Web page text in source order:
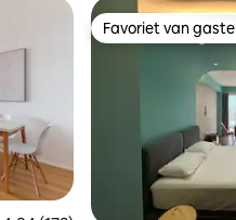
Favoriet van
Favoriet van